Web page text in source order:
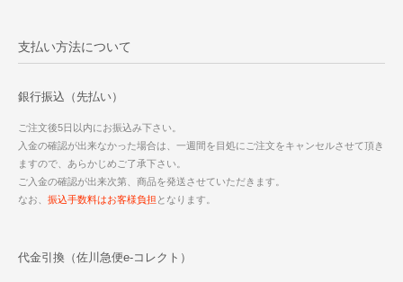
支払い方法について
銀行振込（先払い）
ご注文後5日以内にお振込み下さい。
入金の確認が出来なかった場合は、一週間を目処にご注文をキャンセルさせて頂き
ますので、あらかじめご了承下さい。
ご入金の確認が出来次第、商品を発送させていただきます。
なお、 振込手数料はお客様負担 となります。
代金引換（佐川急便e-コレクト）